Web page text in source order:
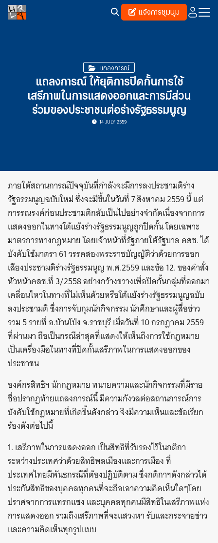
Skip
แจ้งการชุมนุม
แถลงการณ์
แถลงการณ์ ให้ยุติการปิดกั้นการใช้
เสรีภาพในการแสดงออกและการมีส่วน
ร่วมของประชาชนต่อร่างรัฐธรรมนูญ
14 JULY 2559
ภายใต้สถานการณ์ปัจจุบันที่กำลังจะมีการลงประชามติร่าง
รัฐธรรมนูญฉบับใหม่ ซึ่งจะมีขึ้นในวันที่ 7 สิงหาคม 2559 นี้ แต่
การรณรงค์ก่อนประชามติกลับเป็นไปอย่างจำกัดเนื่องจากการ
แสดงออกในทางโต้แย้งร่างรัฐธรรมนูญถูกปิดกั้น โดยเฉพาะ
มาตรการทางกฎหมาย โดยเจ้าหน้าที่รัฐภายใต้รัฐบาล คสช. ได้
บังคับใช้มาตรา 61 วรรคสองพระราชบัญญัติว่าด้วยการออก
เสียงประชามติร่างรัฐธรรมนูญ พ.ศ.2559 และข้อ 12. ของคำสั่ง
หัวหน้าคสช.ที่ 3/2558 อย่างกว้างขวางเพื่อปิดกั้นกลุ่มที่ออกมา
เคลื่อนไหวในทางที่ไม่เห็นด้วยหรือโต้แย้งร่างรัฐธรรมนูญฉบับ
ลงประชามติ ซึ่งการจับกุมนักกิจกรรม นักศึกษาและผู้สื่อข่าว
รวม 5 รายที่ อ.บ้านโป่ง จ.ราชบุรี เมื่อวันที่ 10 กรกฎาคม 2559
ที่ผ่านมา ถือเป็นกรณีล่าสุดที่แสดงให้เห็นถึงการใช้กฎหมาย
เป็นเครื่องมือในทางที่ปิดกั้นเสรีภาพในการแสดงออกของ
ประชาชน
องค์กรสิทธิฯ นักกฎหมาย ทนายความและนักกิจกรรมที่มีราย
ชื่อปรากฏท้ายแถลงการณ์นี้ มีความกังวลต่อสถานการณ์การ
บังคับใช้กฎหมายที่เกิดขึ้นดังกล่าว จึงมีความเห็นและข้อเรียก
ร้องดังต่อไปนี้
1. เสรีภาพในการแสดงออก เป็นสิทธิที่รับรองไว้ในกติกา
ระหว่างประเทศว่าด้วยสิทธิพลเมืองและการเมือง ที่
ประเทศไทยมีพันธกรณีที่ต้องปฏิบัติตาม ซึ่งกติกาฯดังกล่าวได้
ประกันสิทธิของบุคคลทุกคนที่จะถือเอาความคิดเห็นใดๆโดย
ปราศจากการแทรกแซง และบุคคลทุกคนมีสิทธิในเสรีภาพแห่ง
การแสดงออก รวมถึงเสรีภาพที่จะแสวงหา รับและกระจายข่าว
และความคิดเห็นทุกรูปแบบ